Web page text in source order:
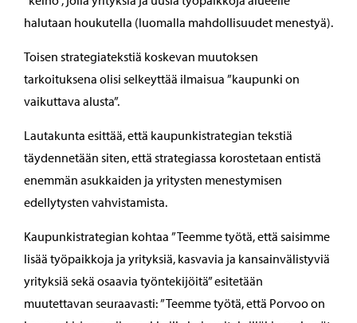
halutaan houkutella (luomalla mahdollisuudet menestyä).
Toisen strategiatekstiä koskevan muutoksen
tarkoituksena olisi selkeyttää ilmaisua ”kaupunki on
vaikuttava alusta”.
Lautakunta esittää, että kaupunkistrategian tekstiä
täydennetään siten, että strategiassa korostetaan entistä
enemmän asukkaiden ja yritysten menestymisen
edellytysten vahvistamista.
Kaupunkistrategian kohtaa ”Teemme työtä, että saisimme
lisää työpaikkoja ja yrityksiä, kasvavia ja kansainvälistyviä
yrityksiä sekä osaavia työntekijöitä” esitetään
muutettavan seuraavasti: ”Teemme työtä, että Porvoo on